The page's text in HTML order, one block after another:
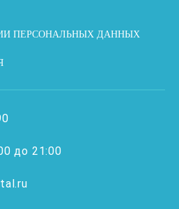
ПЕРСОНАЛЬНЫХ ДАННЫХ
до 21:00